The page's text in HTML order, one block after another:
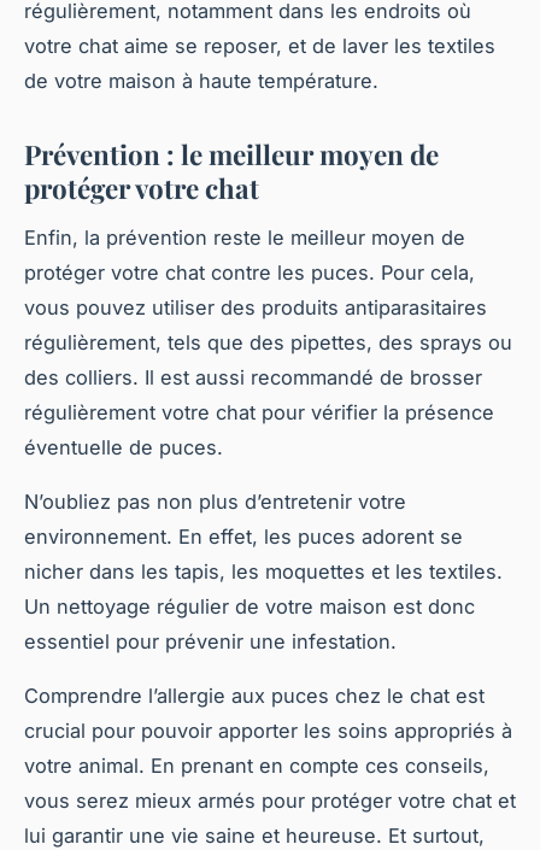
régulièrement, notamment dans les endroits où
votre chat aime se reposer, et de laver les textiles
de votre maison à haute température.
Prévention : le meilleur moyen de
protéger votre chat
Enfin, la prévention reste le meilleur moyen de
protéger votre chat contre les puces. Pour cela,
vous pouvez utiliser des produits antiparasitaires
régulièrement, tels que des pipettes, des sprays ou
des colliers. Il est aussi recommandé de brosser
régulièrement votre chat pour vérifier la présence
éventuelle de puces.
N’oubliez pas non plus d’entretenir votre
environnement. En effet, les puces adorent se
nicher dans les tapis, les moquettes et les textiles.
Un nettoyage régulier de votre maison est donc
essentiel pour prévenir une infestation.
Comprendre l’allergie aux puces chez le chat est
crucial pour pouvoir apporter les soins appropriés à
votre animal. En prenant en compte ces conseils,
vous serez mieux armés pour protéger votre chat et
lui garantir une vie saine et heureuse. Et surtout,